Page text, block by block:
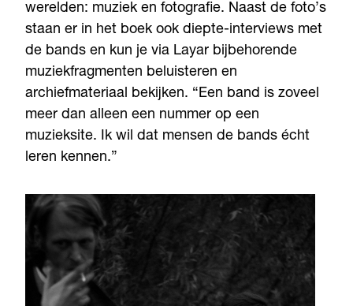
werelden: muziek en fotografie. Naast de foto’s
staan er in het boek ook diepte-interviews met
de bands en kun je via Layar bijbehorende
muziekfragmenten beluisteren en
archiefmateriaal bekijken. “Een band is zoveel
meer dan alleen een nummer op een
muzieksite. Ik wil dat mensen de bands écht
leren kennen.”